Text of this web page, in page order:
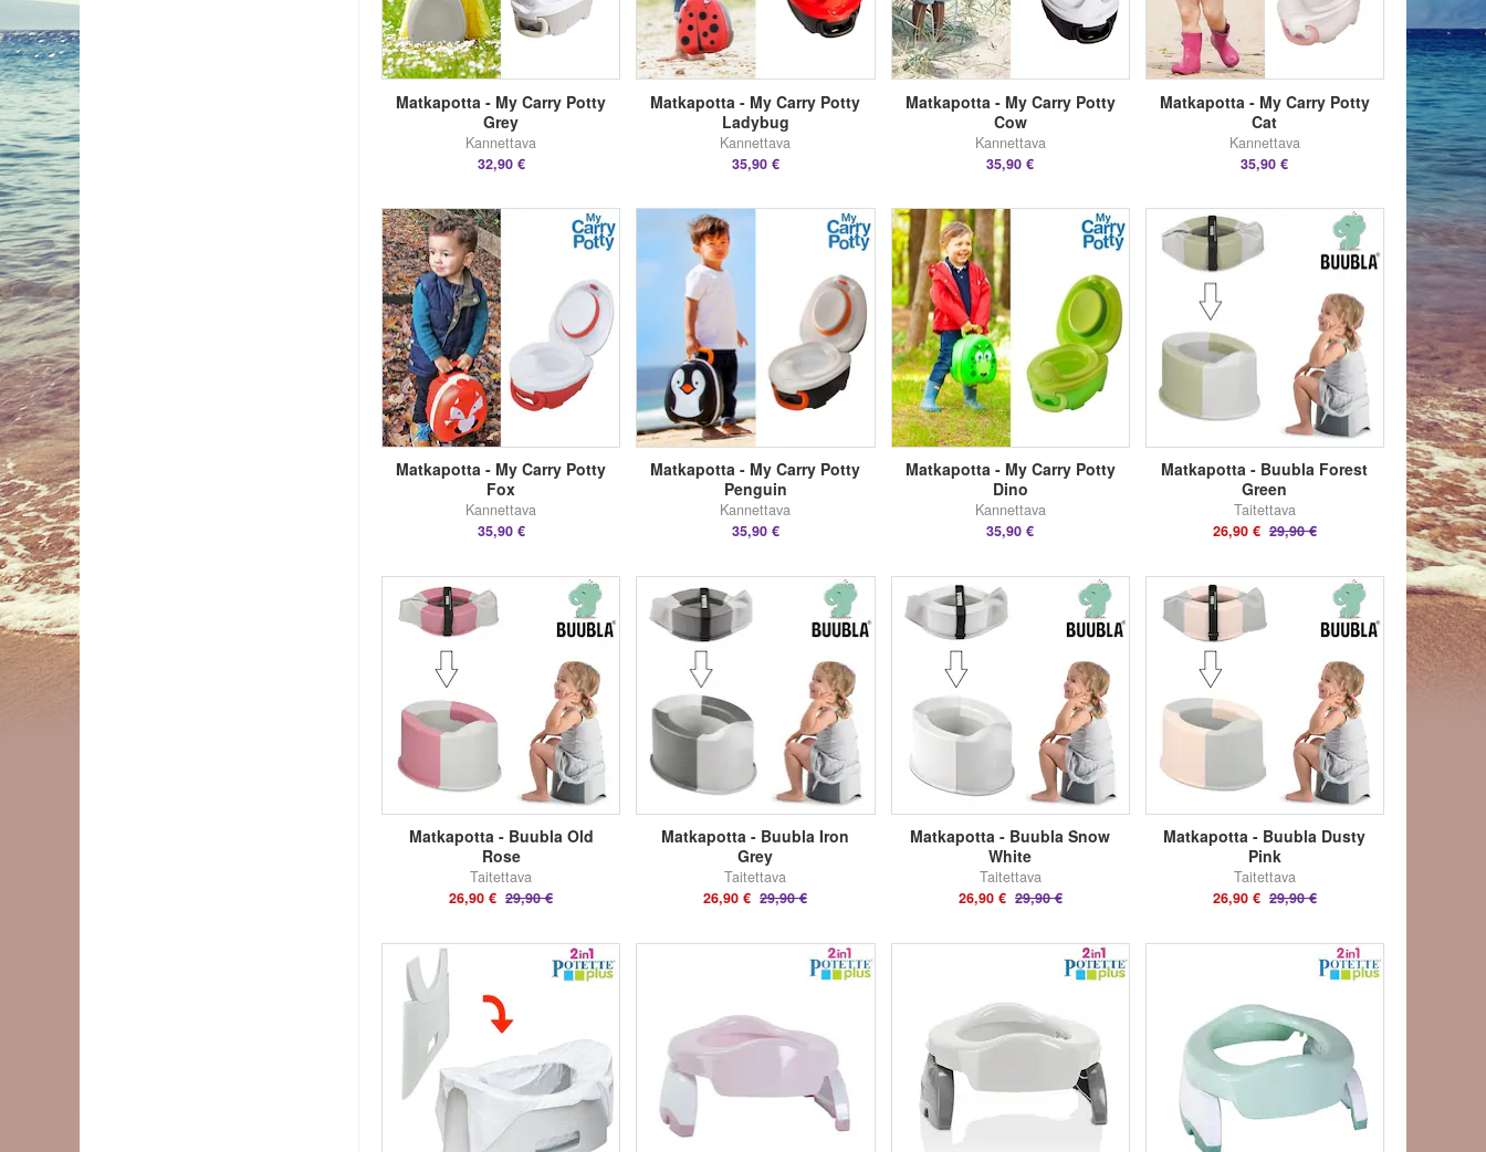
Matkapotta - My Carry Potty
Grey
Kannettava
32,90 €
Matkapotta - My Carry Potty
Ladybug
Kannettava
35,90 €
Matkapotta - My Carry Potty
Cow
Kannettava
35,90 €
Matkapotta - My Carry Potty
Cat
Kannettava
35,90 €
Matkapotta - My Carry Potty
Fox
Kannettava
35,90 €
Matkapotta - My Carry Potty
Penguin
Kannettava
35,90 €
Matkapotta - My Carry Potty
Dino
Kannettava
35,90 €
Matkapotta - Buubla Forest
Green
Taitettava
26,90 € 29,90 €
Matkapotta - Buubla Old
Rose
Taitettava
26,90 € 29,90 €
Matkapotta - Buubla Iron
Grey
Taitettava
26,90 € 29,90 €
Matkapotta - Buubla Snow
White
Taitettava
26,90 € 29,90 €
Matkapotta - Buubla Dusty
Pink
Taitettava
26,90 € 29,90 €